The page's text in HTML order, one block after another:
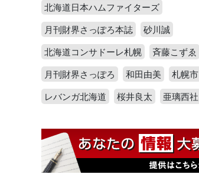
北海道日本ハムファイターズ
月刊財界さっぽろ本誌
砂川誠
北海道コンサドーレ札幌
斉藤こずゑ
月刊財界さっぽろ
和田由美
札幌市
レバンガ北海道
桜井良太 亜璃西社